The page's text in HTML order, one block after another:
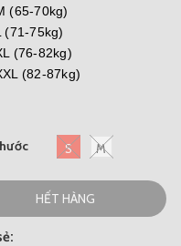
(65-70kg)
(71-75kg)
(76-82kg)
(82-87kg)
S M
HẾT HÀNG